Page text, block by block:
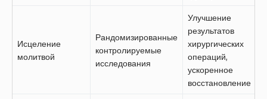
Исцеление
молитвой
Рандомизированные
контролируемые
исследования
Улучшение
результатов
хирургических
операций,
ускоренное
восстановление